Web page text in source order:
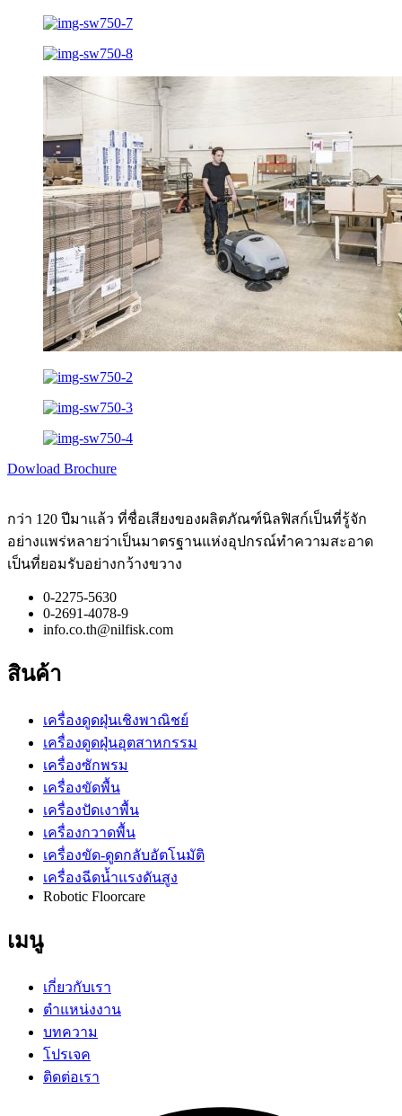
Dowload Brochure
กว่า 120 ปีมาแล้ว ที่ชื่อเสียงของผลิตภัณฑ์นิลฟิสก์เป็นที่รู้จัก
อย่างแพร่หลายว่าเป็นมาตรฐานแห่งอุปกรณ์ทำความสะอาด
เป็นที่ยอมรับอย่างกว้างขวาง
0-2275-5630
0-2691-4078-9
info.co.th@nilfisk.com
สินค้า
เครื่องดูดฝุ่นเชิงพาณิชย์
เครื่องดูดฝุ่นอุตสาหกรรม
เครื่องซักพรม
เครื่องขัดพื้น
เครื่องปัดเงาพื้น
เครื่องกวาดพื้น
เครื่องขัด-ดูดกลับอัตโนมัติ
เครื่องฉีดน้ำแรงดันสูง
Robotic Floorcare
เมนู
เกี่ยวกับเรา
ตำแหน่งงาน
บทความ
โปรเจค
ติดต่อเรา